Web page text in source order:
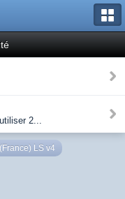
2...
LS v4